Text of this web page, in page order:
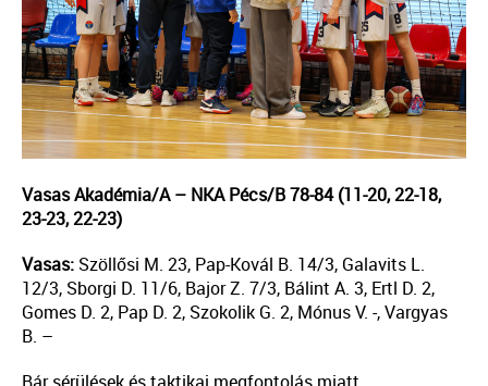
Vasas Akadémia/A – NKA Pécs/B 78-84 (11-20, 22-18,
23-23, 22-23)
Vasas: Szöllősi M. 23, Pap-Kovál B. 14/3, Galavits L.
12/3, Sborgi D. 11/6, Bajor Z. 7/3, Bálint A. 3, Ertl D. 2,
Gomes D. 2, Pap D. 2, Szokolik G. 2, Mónus V. -, Vargyas
B. –